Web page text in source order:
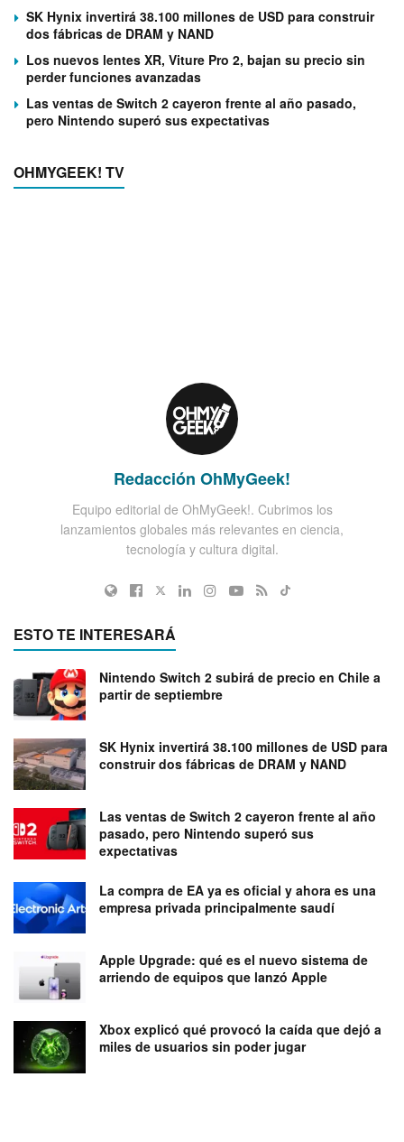
SK Hynix invertirá 38.100 millones de USD para construir
dos fábricas de DRAM y NAND
Los nuevos lentes XR, Viture Pro 2, bajan su precio sin
perder funciones avanzadas
Las ventas de Switch 2 cayeron frente al año pasado,
pero Nintendo superó sus expectativas
OHMYGEEK! TV
Redacción OhMyGeek!
Equipo editorial de OhMyGeek!. Cubrimos los
lanzamientos globales más relevantes en ciencia,
tecnología y cultura digital.
ESTO TE INTERESARÁ
Nintendo Switch 2 subirá de precio en Chile a
partir de septiembre
SK Hynix invertirá 38.100 millones de USD para
construir dos fábricas de DRAM y NAND
Las ventas de Switch 2 cayeron frente al año
pasado, pero Nintendo superó sus
expectativas
La compra de EA ya es oficial y ahora es una
empresa privada principalmente saudí
Apple Upgrade: qué es el nuevo sistema de
arriendo de equipos que lanzó Apple
Xbox explicó qué provocó la caída que dejó a
miles de usuarios sin poder jugar